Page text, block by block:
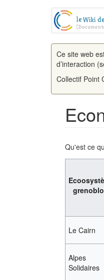
Ce site web
d’interaction
Collectif Point
Qu'est ce
Le Cairn
Alpes
Solidaires